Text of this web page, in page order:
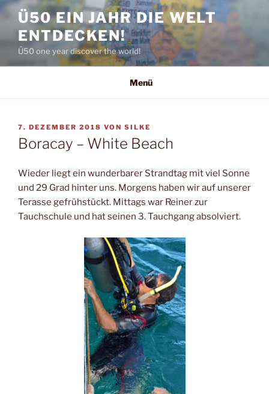
Zum
Inhalt
springen
Ü50 EIN JAHR DIE WELT
ENTDECKEN!
Ü50 one year discover the world!
Menü
VERÖFFENTLICHT
AM
7. DEZEMBER 2018 VON SILKE
Boracay – White Beach
Wieder liegt ein wunderbarer Strandtag mit viel Sonne
und 29 Grad hinter uns. Morgens haben wir auf unserer
Terasse gefrühstückt. Mittags war Reiner zur
Tauchschule und hat seinen 3. Tauchgang absolviert.